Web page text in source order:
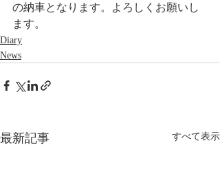
の納車となります。よろしくお願いし
ます。
Diary
News
最新記事 すべて表示